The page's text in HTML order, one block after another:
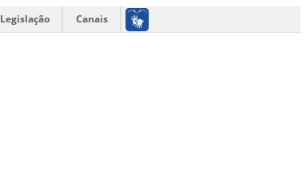
Legislação
Canais